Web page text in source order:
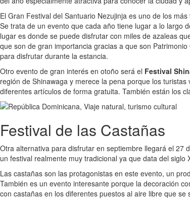
El Gran Festival del Santuario Nezujinja es uno de los
Se trata de un evento que cada año tiene lugar a lo largo
lugar es donde se puede disfrutar con miles de azaleas
que son de gran importancia gracias a que son
para disfrutar durante la estancia.
Otro evento de gran interés en otoño será el Festival
región de Shinawaga y merece la pena porque los
diferentes artículos de forma gratuita. También están los
Festival de las Castañas
Otra alternativa para disfrutar en septiembre llegará el 27
un festival realmente muy tradicional ya que data del
Las castañas son las protagonistas en este evento, un
También es un evento interesante porque la decoración
con castañas en los diferentes puestos al aire libre que